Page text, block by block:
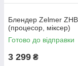
Блендер Zelmer
(процесор, міксер)
Готово до відправки
3 299 ₴